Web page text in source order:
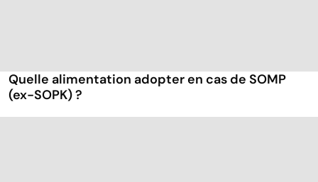
Quelle alimentation adopter en cas de SOMP
(ex-SOPK) ?